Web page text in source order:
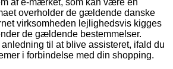
overholder de gældende danske
virksomheden lejlighedsvis kigges
de gældende bestemmelser.
til at blive assisteret, ifald du
i forbindelse med din shopping.